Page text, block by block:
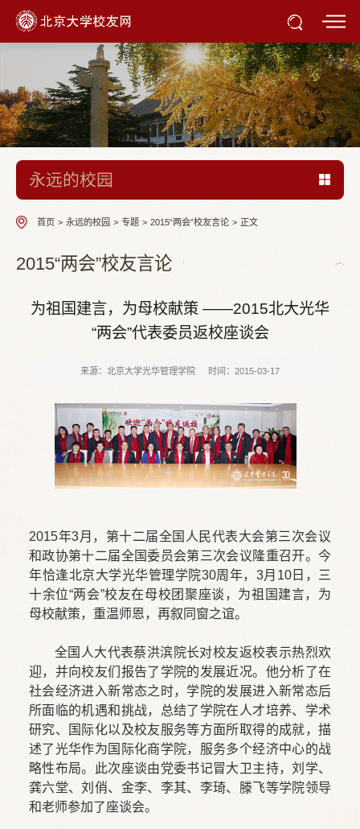
永远的校园
首页 > 永远的校园 > 专题 > 2015“两会”校友言论 > 正文
2015“两会”校友言论
为祖国建言，为母校献策 ——2015北大光华
“两会”代表委员返校座谈会
来源：北京大学光华管理学院 时间：2015-03-17
2015年3月，第十二届全国人民代表大会第三次会议
和政协第十二届全国委员会第三次会议隆重召开。今
年恰逢北京大学光华管理学院30周年，3月10日，三
十余位“两会”校友在母校团聚座谈，为祖国建言，为
母校献策，重温师恩，再叙同窗之谊。
全国人大代表蔡洪滨院长对校友返校表示热烈欢
迎，并向校友们报告了学院的发展近况。他分析了在
社会经济进入新常态之时，学院的发展进入新常态后
所面临的机遇和挑战，总结了学院在人才培养、学术
研究、国际化以及校友服务等方面所取得的成就，描
述了光华作为国际化商学院，服务多个经济中心的战
略性布局。此次座谈由党委书记冒大卫主持，刘学、
龚六堂、刘俏、金李、李其、李琦、滕飞等学院领导
和老师参加了座谈会。